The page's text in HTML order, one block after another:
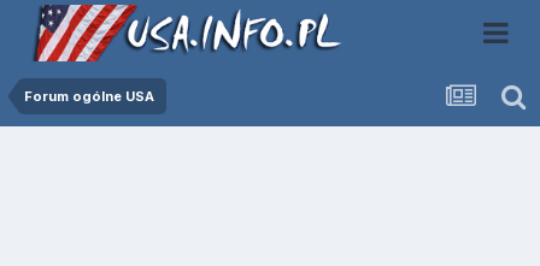
Forum ogólne USA